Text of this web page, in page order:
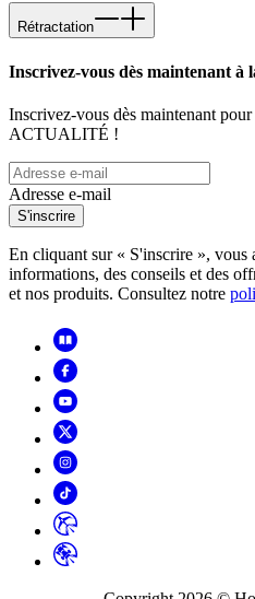
Rétractation
Inscrivez-vous dès maintenant à
Inscrivez-vous dès maintenant
ACTUALITÉ !
Adresse e-mail
S'inscrire
En cliquant sur « S'inscrire », vous
informations, des conseils et des
et nos produits. Consultez notre